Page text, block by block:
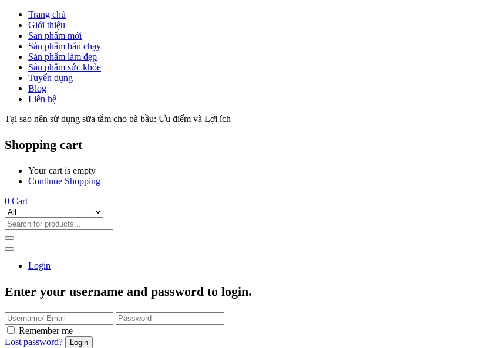
Trang chủ
Giới thiệu
Sản phẩm mới
Sản phẩm bán chạy
Sản phẩm làm đẹp
Sản phẩm sức khỏe
Tuyển dụng
Blog
Liên hệ
Tại sao nên sử dụng sữa tắm cho bà bầu: Ưu điểm và Lợi ích
Shopping cart
Your cart is empty
Continue Shopping
0 Cart
Login
Enter your username and password to login.
Remember me
Lost password?